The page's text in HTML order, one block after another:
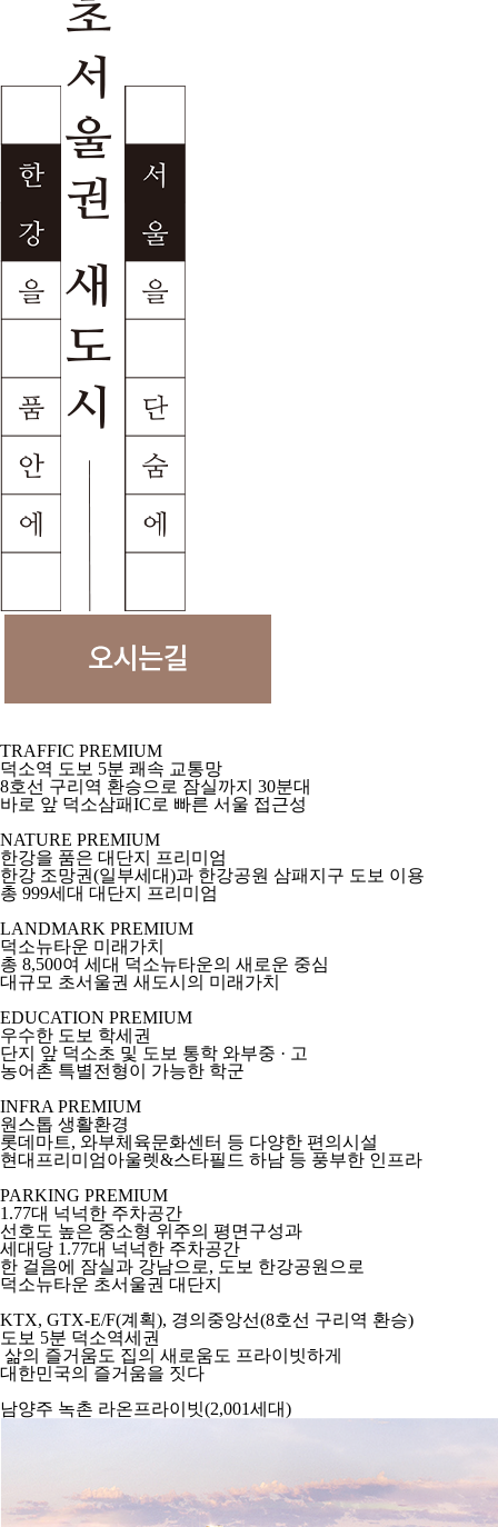
TRAFFIC PREMIUM
덕소역 도보 5분 쾌속 교통망
8호선 구리역 환승으로 잠실까지 30분대
바로 앞 덕소삼패IC로 빠른 서울 접근성
NATURE PREMIUM
한강을 품은 대단지 프리미엄
한강 조망권(일부세대)과 한강공원 삼패지구 도보 이용
총 999세대 대단지 프리미엄
LANDMARK PREMIUM
덕소뉴타운 미래가치
총 8,500여 세대 덕소뉴타운의 새로운 중심
대규모 초서울권 새도시의 미래가치
EDUCATION PREMIUM
우수한 도보 학세권
단지 앞 덕소초 및 도보 통학 와부중 · 고
농어촌 특별전형이 가능한 학군
INFRA PREMIUM
원스톱 생활환경
롯데마트, 와부체육문화센터 등 다양한 편의시설
현대프리미엄아울렛&스타필드 하남 등 풍부한 인프라
PARKING PREMIUM
1.77대 넉넉한 주차공간
선호도 높은 중소형 위주의 평면구성과
세대당 1.77대 넉넉한 주차공간
한 걸음에 잠실과 강남으로, 도보 한강공원으로
덕소뉴타운 초서울권 대단지
KTX, GTX-E/F(계획), 경의중앙선(8호선 구리역 환승)
도보 5분 덕소역세권
삶의 즐거움도 집의 새로움도 프라이빗하게
대한민국의 즐거움을 짓다
남양주 녹촌 라온프라이빗(2,001세대)